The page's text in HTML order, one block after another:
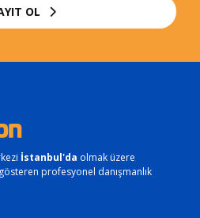
OL
İstanbul'da olmak üzere
profesyonel danışmanlık